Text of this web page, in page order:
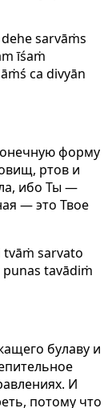
sarvāṁs
īśaṁ
ca divyān
форму
ртов и
ибо Ты —
— это Твое
sarvato
tavādiṁ
булаву и
И
потому что